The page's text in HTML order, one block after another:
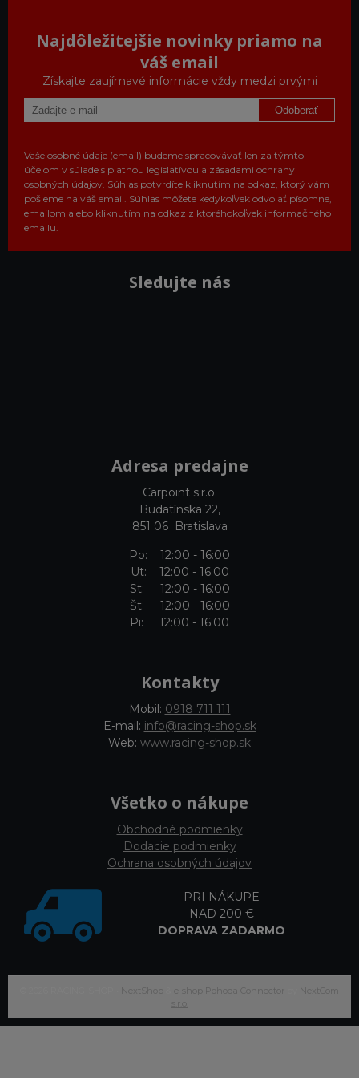
Najdôležitejšie novinky priamo na
váš email
Získajte zaujímavé informácie vždy medzi prvými
Odoberať
Vaše osobné údaje (email) budeme spracovávať len za týmto
účelom v súlade s platnou legislatívou a zásadami ochrany
osobných údajov. Súhlas potvrdíte kliknutím na odkaz, ktorý vám
pošleme na váš email. Súhlas môžete kedykoľvek odvolať písomne,
emailom alebo kliknutím na odkaz z ktoréhokoľvek informačného
emailu.
Sledujte nás
Adresa predajne
Carpoint s.r.o.
Budatínska 22,
851 06 Bratislava
Po: 12:00 - 16:00
Ut: 12:00 - 16:00
St: 12:00 - 16:00
Št: 12:00 - 16:00
Pi: 12:00 - 16:00
Kontakty
Mobil: 0918 711 111
E-mail: info@racing-shop.sk
Web: www.racing-shop.sk
Všetko o nákupe
Obchodné podmienky
Dodacie podmienky
Ochrana osobných údajov
PRI NÁKUPE
NAD 200 €
DOPRAVA ZADARMO
NextShop e-shop Pohoda Connector
NextCom